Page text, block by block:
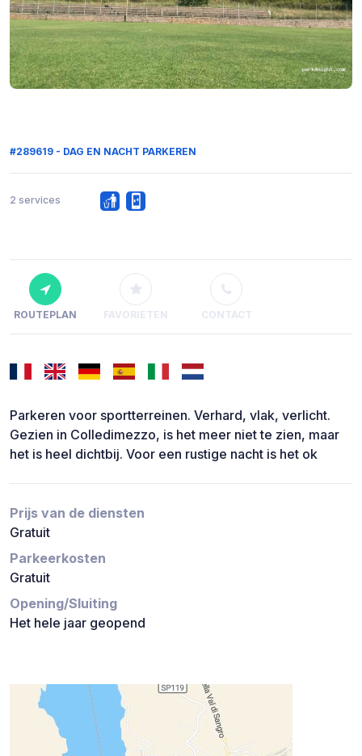
#289619 - DAG EN NACHT PARKEREN
2 services
ROUTEPLAN FAVORIETEN CONTACT
Parkeren voor sportterreinen. Verhard, vlak, verlicht.
Gezien in Colledimezzo, is het meer niet te zien, maar
het is heel dichtbij. Voor een rustige nacht is het ok
Prijs van de diensten
Gratuit
Parkeerkosten
Gratuit
Opening/Sluiting
Het hele jaar geopend